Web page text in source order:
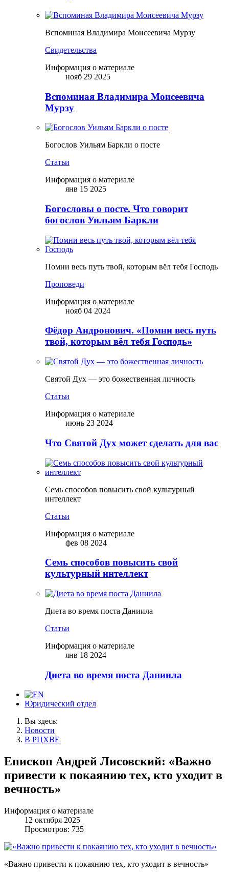
Вспоминая Владимира Моисеевича Мурзу
Свидетельства
Информация о материале
нояб 29 2025
Вспоминая Владимира Моисеевича
Мурзу
Богослов Уильям Баркли о посте
Статьи
Информация о материале
янв 15 2025
Богословы о посте. Что говорит
богослов Уильям Баркли
Помни весь путь твой, которым вёл тебя Господь
Проповеди
Информация о материале
нояб 04 2024
Фёдор Андронович. «Помни весь путь
твой, которым вёл тебя Господь»
Святой Дух — это божественная личность
Статьи
Информация о материале
июнь 23 2024
Что Святой Дух может сделать для вас
Семь способов повысить свой культурный
интеллект
Статьи
Информация о материале
фев 08 2024
Семь способов повысить свой
культурный интеллект
Диета во время поста Даниила
Статьи
Информация о материале
янв 18 2024
Диета во время поста Даниила
Юридический отдел
Вы здесь:
Новости
В РЦХВЕ
Епископ Андрей Лисовский: «Важно
привести к покаянию тех, кто уходит в
вечность»
Информация о материале
12 октября 2025
Просмотров: 735
«Важно привести к покаянию тех, кто уходит в вечность»